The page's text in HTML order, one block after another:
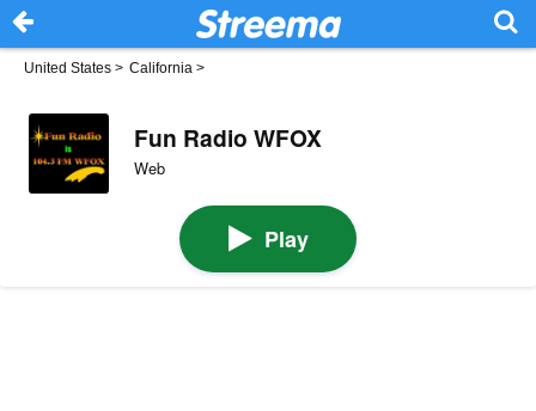
United States > California >
Fun Radio WFOX
Web
Play